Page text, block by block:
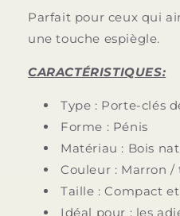
Parfait pour ceux qui
une touche espiègle.
CARACTÉRISTIQUES:
Type : Porte-clés
Forme : Pénis
Matériau : Bois
Couleur : Marron /
Taille : Compact
Idéal pour : les